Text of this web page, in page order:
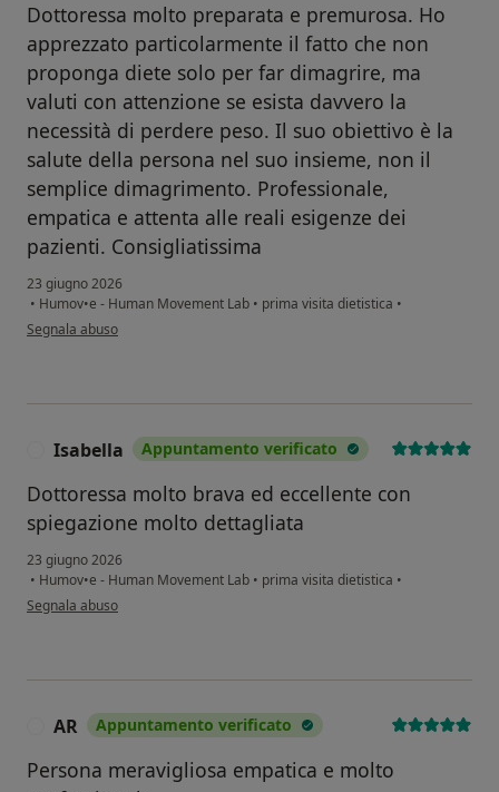
Dottoressa molto preparata e premurosa. Ho
apprezzato particolarmente il fatto che non
proponga diete solo per far dimagrire, ma
valuti con attenzione se esista davvero la
necessità di perdere peso. Il suo obiettivo è la
salute della persona nel suo insieme, non il
semplice dimagrimento. Professionale,
empatica e attenta alle reali esigenze dei
pazienti. Consigliatissima
23 giugno 2026
• Humov•e - Human Movement Lab • prima visita dietistica •
secondo l'opinione dell'utente V.D.
Segnala abuso
Isabella Appuntamento verificato
Dottoressa molto brava ed eccellente con
spiegazione molto dettagliata
23 giugno 2026
• Humov•e - Human Movement Lab • prima visita dietistica •
secondo l'opinione dell'utente Isabella
Segnala abuso
AR Appuntamento verificato
Persona meravigliosa empatica e molto